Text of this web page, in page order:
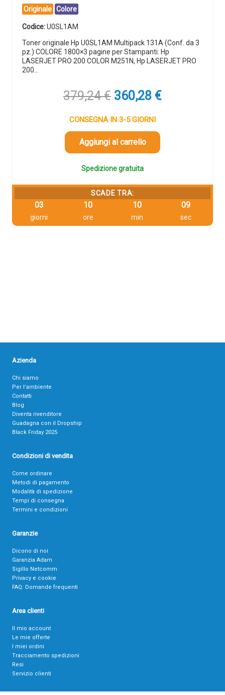
Originale Colore
Codice:U0SL1AM
Toner originale Hp U0SL1AM Multipack 131A (Conf. da 3
pz.) COLORE 1800×3 pagine per Stampanti: Hp
LASERJET PRO 200 COLOR M251N, Hp LASERJET PRO
200…
379,24€ Il
originale
era:
379,24 €.
360,28 €Il
CONSEGNA IN 3-5 GIORNI
Aggiungi al carrello
Spedizione gratuita
SCADE TRA:
03
giorni
10
ore
10
min
09
sec
Azienda
Chi siamo
Per l’ambiente
Contatti
Blog
Diventa rivenditore
Guadagna con il Dropship
Black Friday 2025
Condizioni di vendita
Come ordinare
Metodi di pagamento
Modalità di spedizione
Tempi di consegna
Termini e condizioni
Garanzie
Dicono di noi
Garanzia Adam
Sigillo Netcomm
Privacy e cookie
FAQ: Domande frequenti
Area clienti
Il mio account
Le mie offerte
I miei ordini
Tracciamento spedizioni
Resi
Servizio clienti